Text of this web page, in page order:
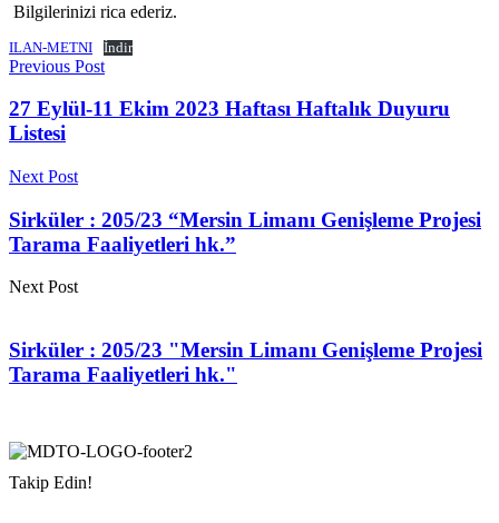
Bilgilerinizi rica ederiz.
ILAN-METNI İndir
Previous Post
27 Eylül-11 Ekim 2023 Haftası Haftalık Duyuru
Listesi
Next Post
Sirküler : 205/23 “Mersin Limanı Genişleme Projesi
Tarama Faaliyetleri hk.”
Next Post
Sirküler : 205/23 "Mersin Limanı Genişleme Projesi
Tarama Faaliyetleri hk."
Takip Edin!